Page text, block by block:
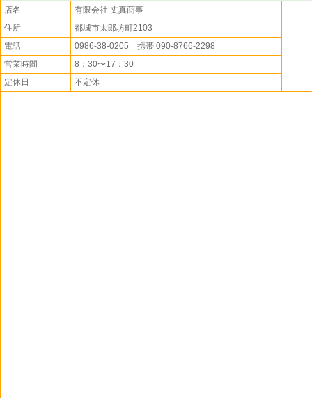
店名
有限会社 丈真商事
住所
都城市太郎坊町2103
電話
0986-38-0205 携帯 090-8766-2298
営業時間
8：30〜17：30
定休日
不定休